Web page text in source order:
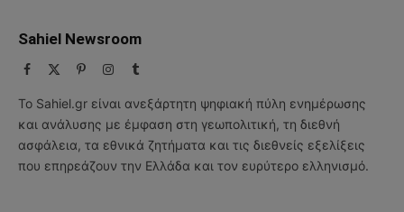
Sahiel Newsroom
Facebook PinterestInstagram
Tumblr
Το Sahiel.gr είναι ανεξάρτητη ψηφιακή πύλη ενημέρωσης
και ανάλυσης με έμφαση στη γεωπολιτική, τη διεθνή
ασφάλεια, τα εθνικά ζητήματα και τις διεθνείς εξελίξεις
που επηρεάζουν την Ελλάδα και τον ευρύτερο ελληνισμό.